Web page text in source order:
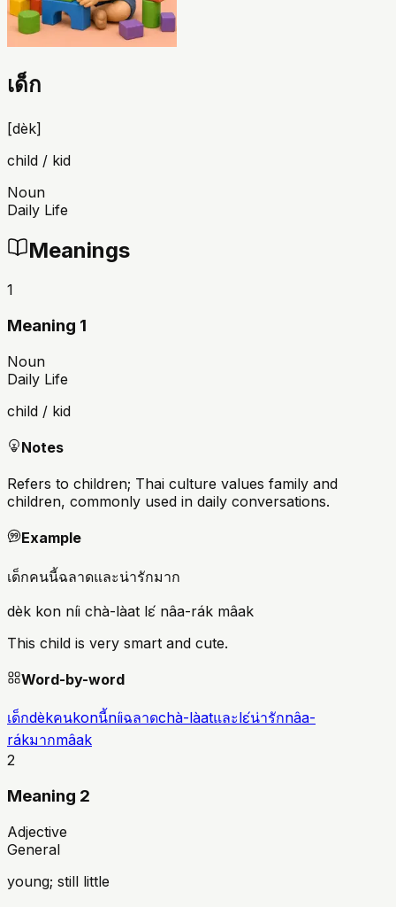
เด็ก
[dèk]
child / kid
Noun
Daily Life
Meanings
1
Meaning 1
Noun
Daily Life
child / kid
Notes
Refers to children; Thai culture values family and
children, commonly used in daily conversations.
Example
เด็กคนนี้ฉลาดและน่ารักมาก
dèk kon níi chà-làat lɛ́ nâa-rák mâak
This child is very smart and cute.
Word-by-word
เด็กdèkคนkonนี้níiฉลาดchà-làatและlɛ́น่ารักnâa-
rákมากmâak
2
Meaning 2
Adjective
General
young; still little